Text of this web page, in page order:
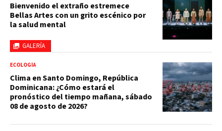
GALERÍA
Bienvenido el extraño estremece
Bellas Artes con un grito escénico por
la salud mental
ECOLOGÍA
Clima en Santo Domingo, República
Dominicana: ¿Cómo estará el
pronóstico del tiempo mañana, sábado
08 de agosto de 2026?